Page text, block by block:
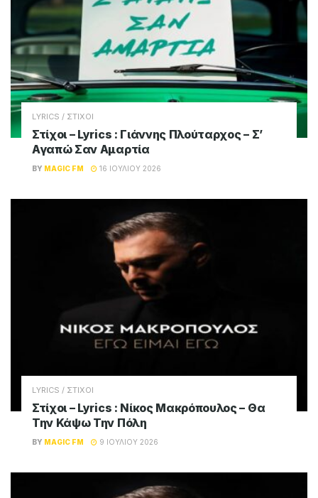
LYRICS / ΣΤΙΧΟΙ
Στίχοι – Lyrics : Γιάννης Πλούταρχος – Σ’
Αγαπώ Σαν Αμαρτία
BY MAGIC FM 16 ΙΟΥΛΊΟΥ 2026
LYRICS / ΣΤΙΧΟΙ
Στίχοι – Lyrics : Νίκος Μακρόπουλος – Θα
Την Κάψω Την Πόλη
BY MAGIC FM 9 ΙΟΥΛΊΟΥ 2026